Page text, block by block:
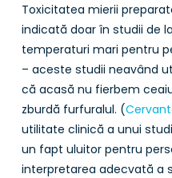
Toxicitatea mierii
indicată doar în studii de
temperaturi mari pentru
– aceste studii neavând
că acasă nu fierbem
zburdă furfuralul. (
utilitate clinică a unui
un fapt uluitor pentru
interpretarea adecvată a